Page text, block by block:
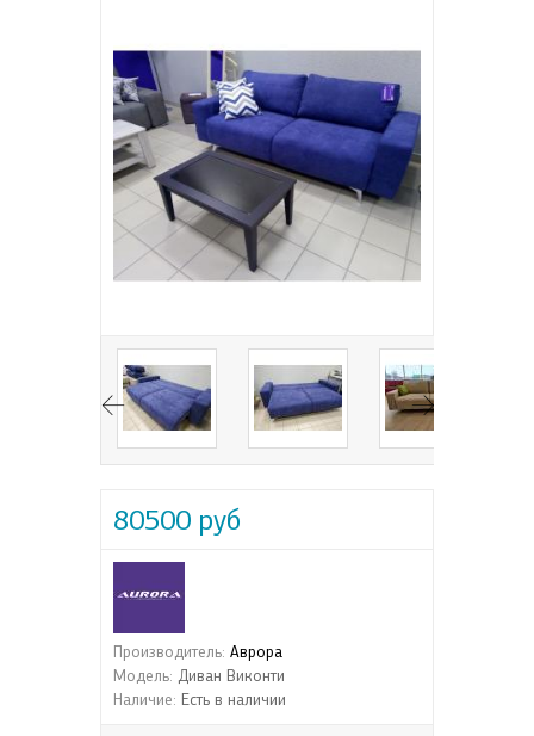
80500 руб
Производитель: Аврора
Модель: Диван Виконти
Наличие: Есть в наличии